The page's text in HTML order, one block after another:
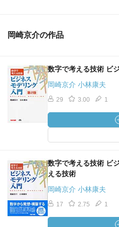
岡崎京介の作品
数字で考える技術 ビ
岡崎京介 小林康夫
29 3.00 1
数字で考える技術 ビ
える技術
岡崎京介 小林康夫
17 2.75 1